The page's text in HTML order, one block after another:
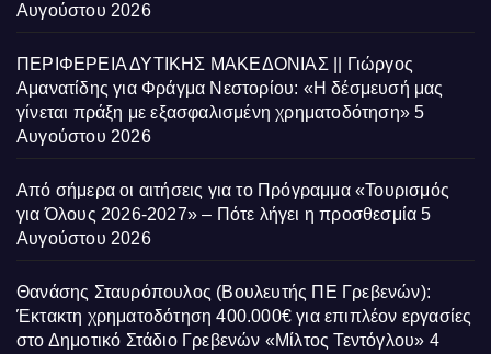
Αυγούστου 2026
ΠΕΡΙΦΕΡΕΙΑ ΔΥΤΙΚΗΣ ΜΑΚΕΔΟΝΙΑΣ || Γιώργος
Αμανατίδης για Φράγμα Νεστορίου: «Η δέσμευσή μας
γίνεται πράξη με εξασφαλισμένη χρηματοδότηση» 5
Αυγούστου 2026
Από σήμερα οι αιτήσεις για το Πρόγραμμα «Τουρισμός
για Όλους 2026-2027» – Πότε λήγει η προσθεσμία 5
Αυγούστου 2026
Θανάσης Σταυρόπουλος (Βουλευτής ΠΕ Γρεβενών):
Έκτακτη χρηματοδότηση 400.000€ για επιπλέον εργασίες
στο Δημοτικό Στάδιο Γρεβενών «Μίλτος Τεντόγλου» 4